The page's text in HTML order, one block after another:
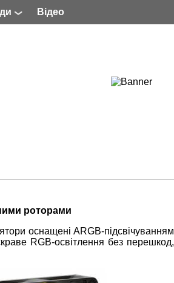
Відео
роторами
оснащені ARGB-підсвічуванням
RGB-освітлення без перешкод,